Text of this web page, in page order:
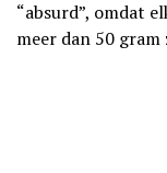
“absurd”, omdat
meer dan 50